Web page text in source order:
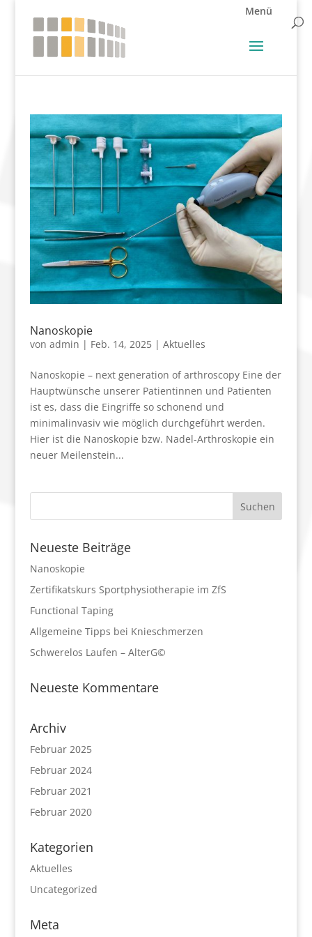
Nanoskopie
von admin | Feb. 14, 2025| Aktuelles
Nanoskopie – next generation of arthroscopy Eine der
Hauptwünsche unserer Patientinnen und Patienten
ist es, dass die Eingriffe so schonend und
minimalinvasiv wie möglich durchgeführt werden.
Hier ist die Nanoskopie bzw. Nadel-Arthroskopie ein
neuer Meilenstein...
Neueste Beiträge
Nanoskopie
Zertifikatskurs Sportphysiotherapie im ZfS
Functional Taping
Allgemeine Tipps bei Knieschmerzen
Schwerelos Laufen – AlterG©
Neueste Kommentare
Archiv
Februar 2025
Februar 2024
Februar 2021
Februar 2020
Kategorien
Aktuelles
Uncategorized
Meta